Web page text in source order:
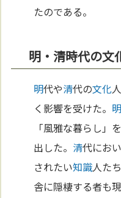
たのである。
明・清時代の文
明代や清代の文化
く影響を受けた。 明
「風雅な暮らし」
出した。 清代にお
されたい知識人た
舎に隠棲する者も